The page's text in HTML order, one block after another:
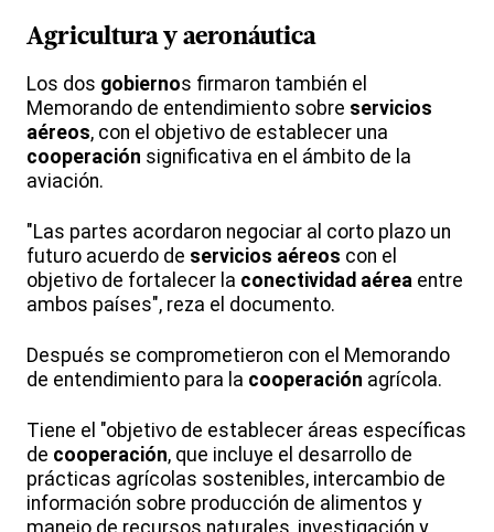
Agricultura y aeronáutica
Los dos gobiernos firmaron también el
Memorando de entendimiento sobre servicios
aéreos, con el objetivo de establecer una
cooperación significativa en el ámbito de la
aviación.
"Las partes acordaron negociar al corto plazo un
futuro acuerdo de servicios aéreos con el
objetivo de fortalecer la conectividad aérea entre
ambos países", reza el documento.
Después se comprometieron con el Memorando
de entendimiento para la cooperación agrícola.
Tiene el "objetivo de establecer áreas específicas
de cooperación, que incluye el desarrollo de
prácticas agrícolas sostenibles, intercambio de
información sobre producción de alimentos y
manejo de recursos naturales, investigación y